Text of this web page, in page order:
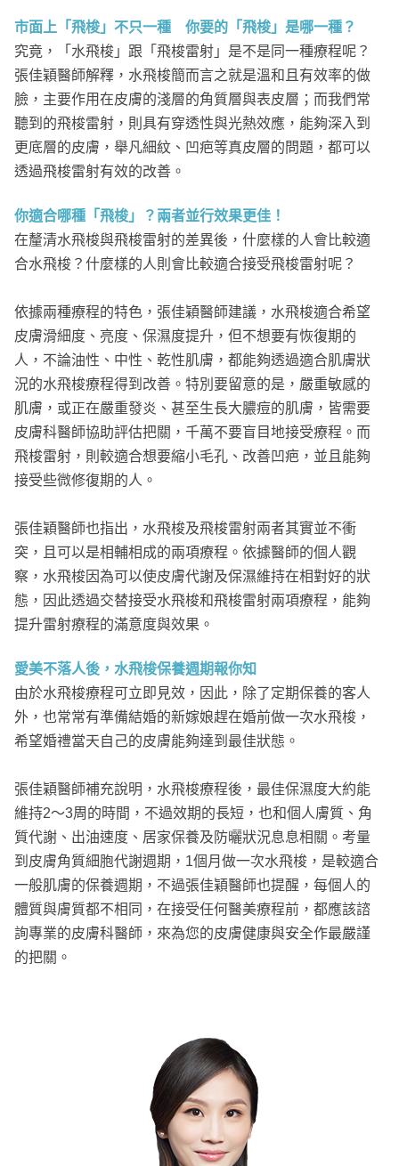
市面上「飛梭」不只一種 你要的「飛梭」是哪一種？
究竟，「水飛梭」跟「飛梭雷射」是不是同一種療程呢？
張佳穎醫師解釋，水飛梭簡而言之就是溫和且有效率的做
臉，主要作用在皮膚的淺層的角質層與表皮層；而我們常
聽到的飛梭雷射，則具有穿透性與光熱效應，能夠深入到
更底層的皮膚，舉凡細紋、凹疤等真皮層的問題，都可以
透過飛梭雷射有效的改善。
你適合哪種「飛梭」？兩者並行效果更佳！
在釐清水飛梭與飛梭雷射的差異後，什麼樣的人會比較適
合水飛梭？什麼樣的人則會比較適合接受飛梭雷射呢？
依據兩種療程的特色，張佳穎醫師建議，水飛梭適合希望
皮膚滑細度、亮度、保濕度提升，但不想要有恢復期的
人，不論油性、中性、乾性肌膚，都能夠透過適合肌膚狀
況的水飛梭療程得到改善。特別要留意的是，嚴重敏感的
肌膚，或正在嚴重發炎、甚至生長大膿痘的肌膚，皆需要
皮膚科醫師協助評估把關，千萬不要盲目地接受療程。而
飛梭雷射，則較適合想要縮小毛孔、改善凹疤，並且能夠
接受些微修復期的人。
張佳穎醫師也指出，水飛梭及飛梭雷射兩者其實並不衝
突，且可以是相輔相成的兩項療程。依據醫師的個人觀
察，水飛梭因為可以使皮膚代謝及保濕維持在相對好的狀
態，因此透過交替接受水飛梭和飛梭雷射兩項療程，能夠
提升雷射療程的滿意度與效果。
愛美不落人後，水飛梭保養週期報你知
由於水飛梭療程可立即見效，因此，除了定期保養的客人
外，也常常有準備結婚的新嫁娘趕在婚前做一次水飛梭，
希望婚禮當天自己的皮膚能夠達到最佳狀態。
張佳穎醫師補充說明，水飛梭療程後，最佳保濕度大約能
維持2～3周的時間，不過效期的長短，也和個人膚質、角
質代謝、出油速度、居家保養及防曬狀況息息相關。考量
到皮膚角質細胞代謝週期，1個月做一次水飛梭，是較適合
一般肌膚的保養週期，不過張佳穎醫師也提醒，每個人的
體質與膚質都不相同，在接受任何醫美療程前，都應該諮
詢專業的皮膚科醫師，來為您的皮膚健康與安全作最嚴謹
的把關。